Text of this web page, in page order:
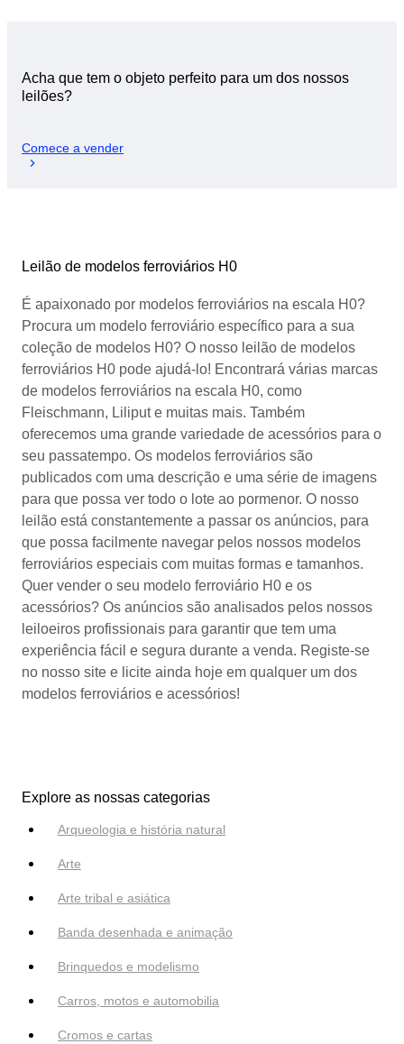
Acha que tem o objeto perfeito para um dos nossos
leilões?
Comece a vender
Leilão de modelos ferroviários H0
É apaixonado por modelos ferroviários na escala H0?
Procura um modelo ferroviário específico para a sua
coleção de modelos H0? O nosso leilão de modelos
ferroviários H0 pode ajudá-lo! Encontrará várias marcas
de modelos ferroviários na escala H0, como
Fleischmann, Liliput e muitas mais. Também
oferecemos uma grande variedade de acessórios para o
seu passatempo. Os modelos ferroviários são
publicados com uma descrição e uma série de imagens
para que possa ver todo o lote ao pormenor. O nosso
leilão está constantemente a passar os anúncios, para
que possa facilmente navegar pelos nossos modelos
ferroviários especiais com muitas formas e tamanhos.
Quer vender o seu modelo ferroviário H0 e os
acessórios? Os anúncios são analisados pelos nossos
leiloeiros profissionais para garantir que tem uma
experiência fácil e segura durante a venda. Registe-se
no nosso site e licite ainda hoje em qualquer um dos
modelos ferroviários e acessórios!
Explore as nossas categorias
Arqueologia e história natural
Arte
Arte tribal e asiática
Banda desenhada e animação
Brinquedos e modelismo
Carros, motos e automobilia
Cromos e cartas